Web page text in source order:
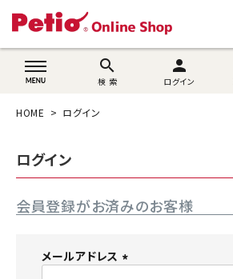
wovn-lang-name
search
検 索
person
ログイン
うさぎ用品
ブランド別に探す
目的別に探す
HOME ログイン
ログイン
会員登録がお済みのお客様
メールアドレス